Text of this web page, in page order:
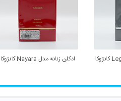
ادکلن زنانه مدل Nayara کانژوکا